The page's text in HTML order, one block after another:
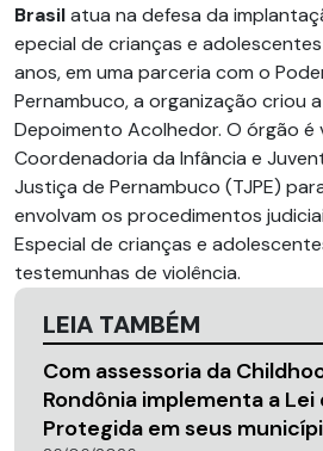
Brasilatua na defesa da
epecial de crianças e adolescentes
anos, em uma parceria com o
Pernambuco, a organização criou
Depoimento Acolhedor. O órgão é
Coordenadoria da Infância e
Justiça de Pernambuco (TJPE)
envolvam os procedimentos
Especial de crianças e
testemunhas de violência.
LEIA TAMBÉM
Com assessoria da
Rondônia implementa a Lei
Protegida em seus